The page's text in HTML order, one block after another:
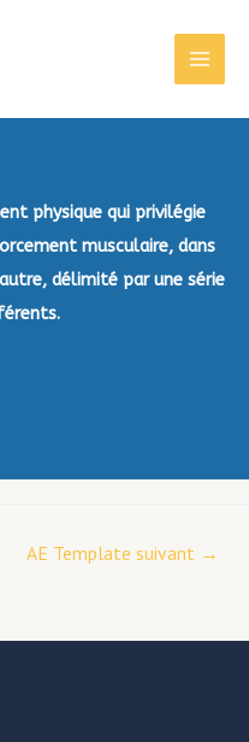
physique qui privilégie
musculaire, dans
délimité par une série
AE Template suivant →